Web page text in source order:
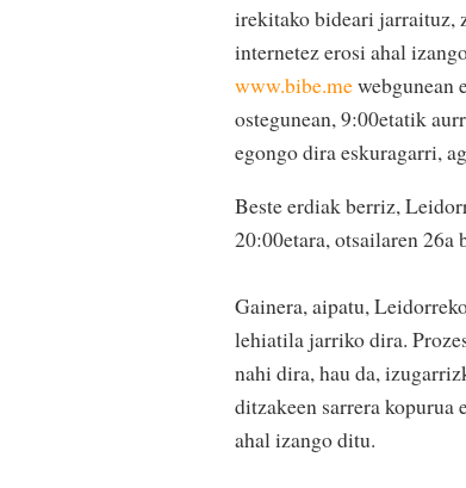
irekitako bideari jarraituz,
internetez erosi ahal
www.bibe.mewebgunean
ostegunean, 9:00etatik
egongo dira eskuragarri,
Beste erdiak berriz,
20:00etara, otsailaren 26a
Gainera, aipatu,
lehiatila jarriko dira.
nahi dira, hau da,
ditzakeen sarrera kopurua
ahal izango ditu.